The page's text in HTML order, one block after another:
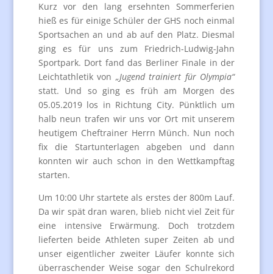
Kurz vor den lang ersehnten Sommerferien
hieß es für einige Schüler der GHS noch einmal
Sportsachen an und ab auf den Platz. Diesmal
ging es für uns zum Friedrich-Ludwig-Jahn
Sportpark. Dort fand das Berliner Finale in der
Leichtathletik von „Jugend trainiert für Olympia“
statt. Und so ging es früh am Morgen des
05.05.2019 los in Richtung City. Pünktlich um
halb neun trafen wir uns vor Ort mit unserem
heutigem Cheftrainer Herrn Münch. Nun noch
fix die Startunterlagen abgeben und dann
konnten wir auch schon in den Wettkampftag
starten.
Um 10:00 Uhr startete als erstes der 800m Lauf.
Da wir spät dran waren, blieb nicht viel Zeit für
eine intensive Erwärmung. Doch trotzdem
lieferten beide Athleten super Zeiten ab und
unser eigentlicher zweiter Läufer konnte sich
überraschender Weise sogar den Schulrekord